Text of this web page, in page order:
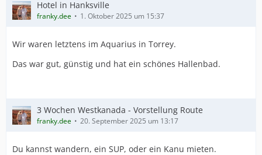
Hotel in Hanksville
franky.dee 1. Oktober 2025 um 15:37
Wir waren letztens im Aquarius in Torrey.
Das war gut, günstig und hat ein schönes Hallenbad.
3 Wochen Westkanada - Vorstellung Route
franky.dee 20. September 2025 um 13:17
Du kannst wandern, ein SUP, oder ein Kanu mieten.